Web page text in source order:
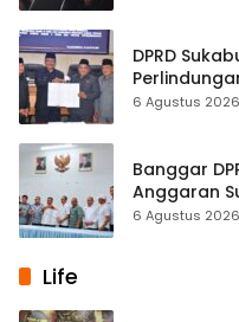
DPRD
Diperkuat
6 Agustus 2026
Banggar
Anggaran
hingga
6 Agustus 2026
Life